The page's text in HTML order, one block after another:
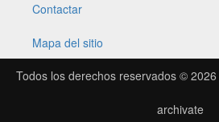
Contactar
Mapa del sitio
Todos los derechos reservados © 2026
archivate